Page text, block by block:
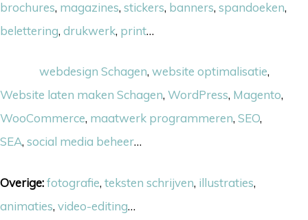
brochures, magazines, stickers, banners, spandoeken,
belettering, drukwerk, print…
webdesign Schagen, website optimalisatie,
Website laten maken Schagen, WordPress, Magento,
WooCommerce, maatwerk programmeren, SEO,
SEA, social media beheer…
Overige:fotografie, teksten schrijven, illustraties,
animaties, video-editing…